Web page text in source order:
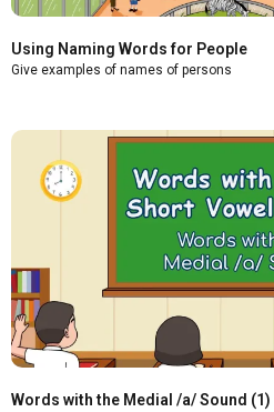
Using Naming Words for People
Give examples of names of persons
Words with the Medial /a/ Sound (1)